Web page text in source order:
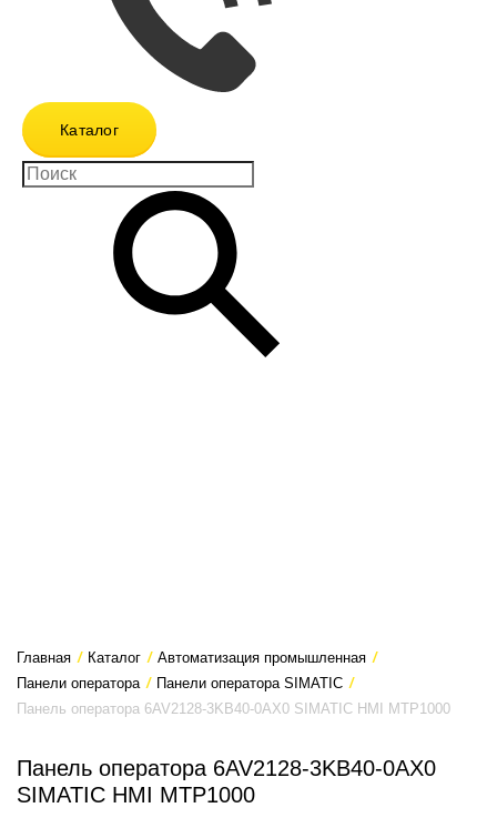
Каталог
Главная / Каталог / Автоматизация промышленная /
Панели оператора / Панели оператора SIMATIC /
Панель оператора 6AV2128-3KB40-0AX0 SIMATIC HMI MTP1000
Панель оператора 6AV2128-3KB40-0AX0
SIMATIC HMI MTP1000